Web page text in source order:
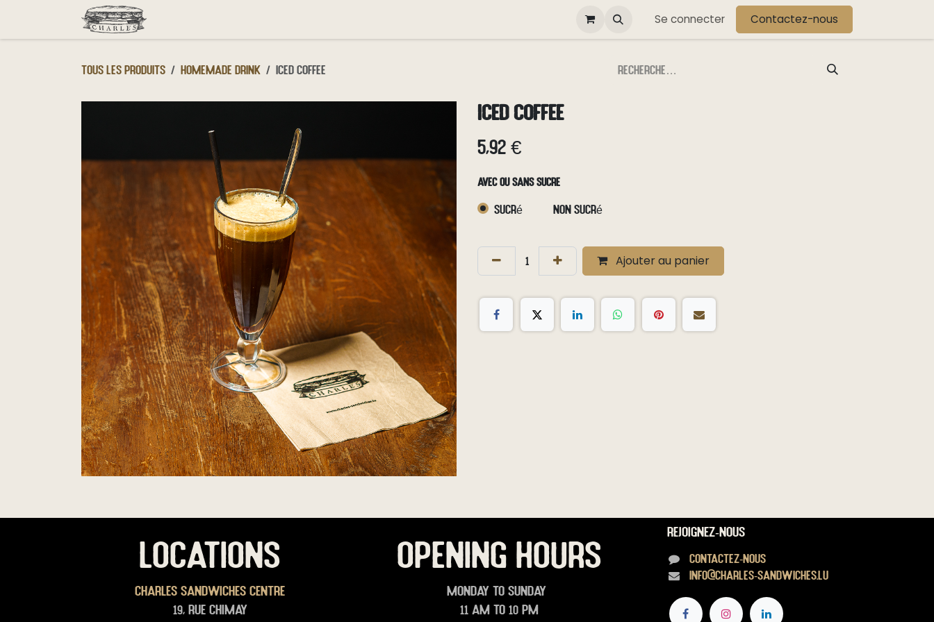
Se rendre au contenu
Postes Se connecter Contactez-nous
Tous les produits Homemade drink Iced Coffee
Iced Coffee
5,92 €
AVEC OU SANS SUCRE
Sucré Non Sucré
Ajouter au panier
Rejoignez-nous
Contactez-nous
info@charles-sandwiches.lu
LOCATIONS
Charles Sandwiches Centre
19, rue Chimay
OPENING HOURS
Monday to Sunday
11 am to 10 pm